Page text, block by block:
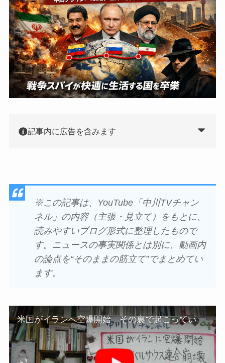
記事内に広告を含みます
※この記事は、YouTube「中川TVチャン
ネル」の内容（主張・見立て）をもとに、
読みやすいブログ形式に整理したもので
す。ニュースの事実関係とは別に、動画内
の論点を“そのままの筋立て”でまとめてい
ます。
米国がイランへ空爆開始 その裏で起こっているグローバルサウス連合の崩壊 中国デザイン：ベネズエラ・ロシア・イランが一本の線でつながる理由 戦争スパイが快適に生活する国を卒業